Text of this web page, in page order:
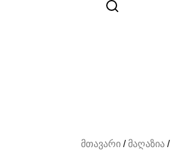
მთავარი /მაღაზია /